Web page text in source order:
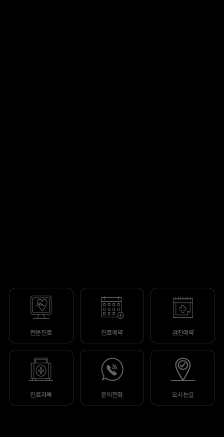
전문진료 진료예약 검진예약
진료과목 문의전화 오시는길